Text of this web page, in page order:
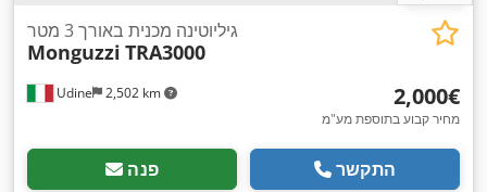
Udine 2,502 km
גיליוטינה מכנית באורך 3 מטר
Monguzzi TRA3000
‏2,000 ‏€
מחיר קבוע בתוספת מע"מ
פנה התקשר